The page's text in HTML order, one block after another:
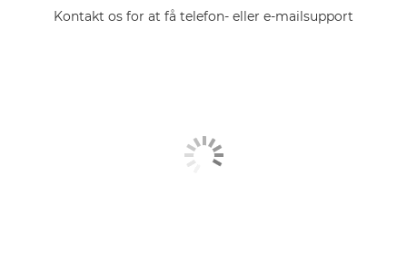
Kontakt os for at få telefon- eller e-mailsupport